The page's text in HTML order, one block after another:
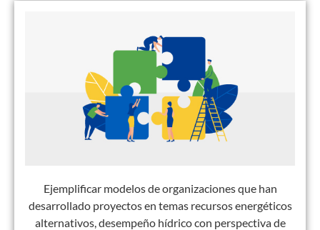
Ejemplificar modelos de organizaciones que han
desarrollado proyectos en temas recursos energéticos
alternativos, desempeño hídrico con perspectiva de